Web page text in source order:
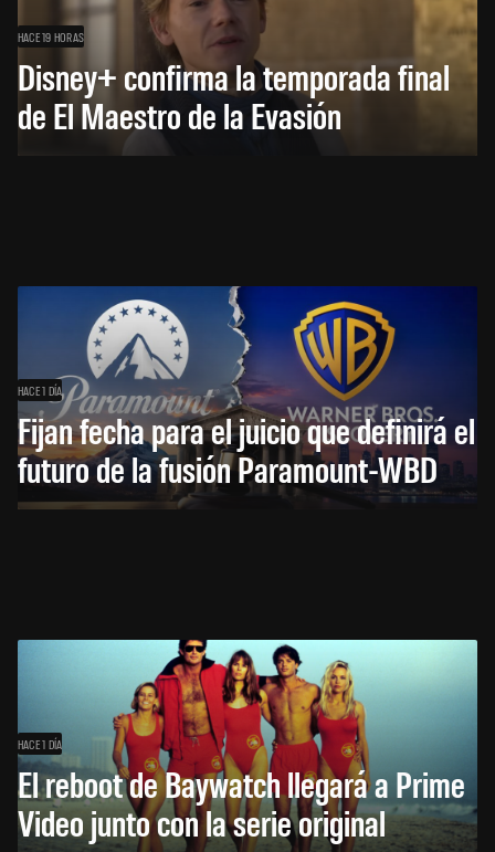
HACE 19 HORAS
Disney+ confirma la temporada final
de El Maestro de la Evasión
HACE 1 DÍA
Fijan fecha para el juicio que definirá el
futuro de la fusión Paramount-WBD
HACE 1 DÍA
El reboot de Baywatch llegará a Prime
Video junto con la serie original